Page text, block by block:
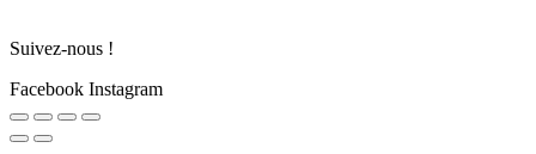
Suivez-nous !
Facebook Instagram